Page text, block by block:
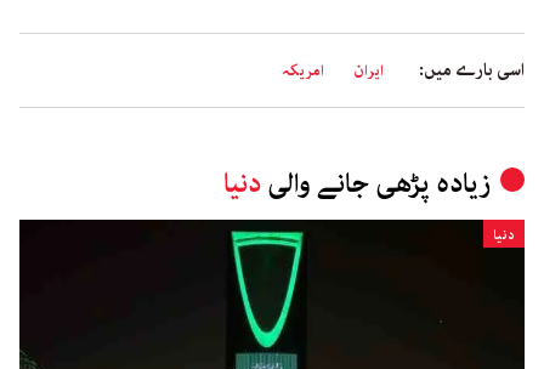
اسی بارے میں: ایران امریکہ
زیادہ پڑھی جانے والیدنیا
دنیا